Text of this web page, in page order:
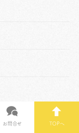
お問合せ TOPへ